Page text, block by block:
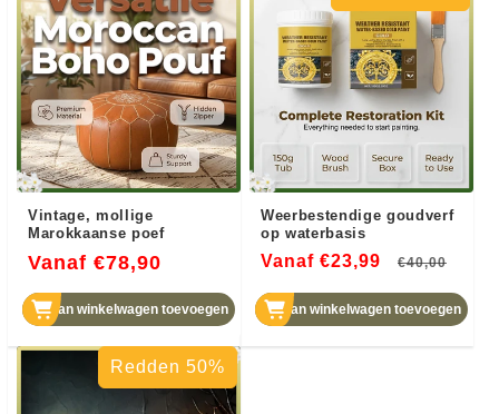
Vintage, mollige
Marokkaanse poef
Normale
prijs
Vanaf €78,90
Aan winkelwagen toevoegen
Weerbestendige goudverf
op waterbasis
Vanaf €23,99
Normale
prijs
€40,00
Aan winkelwagen toevoegen
Redden 50%